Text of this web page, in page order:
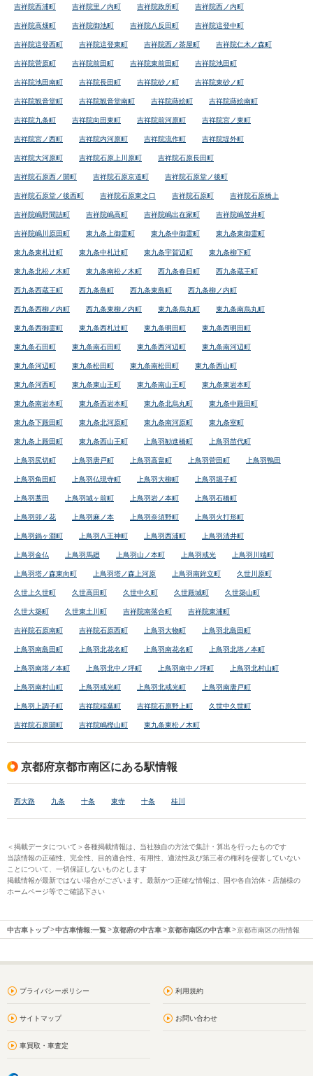
吉祥院西浦町 吉祥院里ノ内町 吉祥院政所町 吉祥院西ノ内町
吉祥院高畑町 吉祥院御池町 吉祥院八反田町 吉祥院這登中町
吉祥院這登西町 吉祥院這登東町 吉祥院西ノ茶屋町 吉祥院仁木ノ森町
吉祥院菅原町 吉祥院前田町 吉祥院東前田町 吉祥院池田町
吉祥院池田南町 吉祥院長田町 吉祥院砂ノ町 吉祥院東砂ノ町
吉祥院観音堂町 吉祥院観音堂南町 吉祥院蒔絵町 吉祥院蒔絵南町
吉祥院九条町 吉祥院向田東町 吉祥院前河原町 吉祥院宮ノ東町
吉祥院宮ノ西町 吉祥院内河原町 吉祥院流作町 吉祥院堤外町
吉祥院大河原町 吉祥院石原上川原町 吉祥院石原長田町
吉祥院石原西ノ開町 吉祥院石原京道町 吉祥院石原堂ノ後町
吉祥院石原堂ノ後西町 吉祥院石原東之口 吉祥院石原町 吉祥院石原橋上
吉祥院嶋野間詰町 吉祥院嶋高町 吉祥院嶋出在家町 吉祥院嶋笠井町
吉祥院嶋川原田町 東九条上御霊町 東九条中御霊町 東九条東御霊町
東九条東札辻町 東九条中札辻町 東九条宇賀辺町 東九条柳下町
東九条北松ノ木町 東九条南松ノ木町 西九条春日町 西九条蔵王町
西九条西蔵王町 西九条島町 西九条東島町 西九条柳ノ内町
西九条西柳ノ内町 西九条東柳ノ内町 東九条烏丸町 東九条南烏丸町
東九条西御霊町 東九条西札辻町 東九条明田町 東九条西明田町
東九条石田町 東九条南石田町 東九条西河辺町 東九条南河辺町
東九条河辺町 東九条松田町 東九条南松田町 東九条西山町
東九条河西町 東九条東山王町 東九条南山王町 東九条東岩本町
東九条南岩本町 東九条西岩本町 東九条北烏丸町 東九条中殿田町
東九条下殿田町 東九条北河原町 東九条南河原町 東九条室町
東九条上殿田町 東九条西山王町 上鳥羽勧進橋町 上鳥羽苗代町
上鳥羽尻切町 上鳥羽唐戸町 上鳥羽高畠町 上鳥羽菅田町 上鳥羽鴨田
上鳥羽角田町 上鳥羽仏現寺町 上鳥羽大柳町 上鳥羽堀子町
上鳥羽藁田 上鳥羽城ヶ前町 上鳥羽岩ノ本町 上鳥羽石橋町
上鳥羽卯ノ花 上鳥羽麻ノ本 上鳥羽奈須野町 上鳥羽火打形町
上鳥羽鍋ヶ淵町 上鳥羽八王神町 上鳥羽西浦町 上鳥羽清井町
上鳥羽金仏 上鳥羽馬廻 上鳥羽山ノ本町 上鳥羽戒光 上鳥羽川端町
上鳥羽塔ノ森東向町 上鳥羽塔ノ森上河原 上鳥羽南鉾立町 久世川原町
久世上久世町 久世高田町 久世中久町 久世殿城町 久世築山町
久世大築町 久世東土川町 吉祥院南落合町 吉祥院東浦町
吉祥院石原南町 吉祥院石原西町 上鳥羽大物町 上鳥羽北島田町
上鳥羽南島田町 上鳥羽北花名町 上鳥羽南花名町 上鳥羽北塔ノ本町
上鳥羽南塔ノ本町 上鳥羽北中ノ坪町 上鳥羽南中ノ坪町 上鳥羽北村山町
上鳥羽南村山町 上鳥羽戒光町 上鳥羽北戒光町 上鳥羽南唐戸町
上鳥羽上調子町 吉祥院稲葉町 吉祥院石原野上町 久世中久世町
吉祥院石原開町 吉祥院嶋樫山町 東九条東松ノ木町
京都府京都市南区にある駅情報
西大路 九条 十条 東寺 十条 桂川
＜掲載データについて＞各種掲載情報は、当社独自の方法で集計・算出を行ったものです
当該情報の正確性、完全性、目的適合性、有用性、適法性及び第三者の権利を侵害していない
ことについて、一切保証しないものとします
掲載情報が最新ではない場合がございます。最新かつ正確な情報は、国や各自治体・店舗様の
ホームページ等でご確認下さい
中古車トップ 中古車情報:一覧 京都府の中古車 京都市南区の中古車 京都市南区の街情報
プライバシーポリシー 利用規約
サイトマップ お問い合わせ
車買取・車査定